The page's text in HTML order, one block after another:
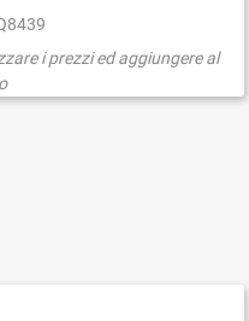
i prezzi ed aggiungere al